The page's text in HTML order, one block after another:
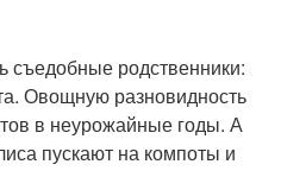
съедобные родственники:
Овощную разновидность
в неурожайные годы. А
пускают на компоты и